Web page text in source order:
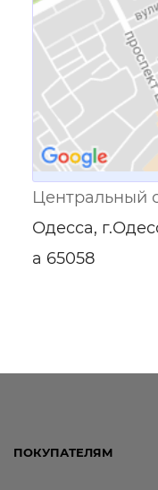
Центральный
Одесса,
а 65058
ПОКУПАТЕЛЯМ